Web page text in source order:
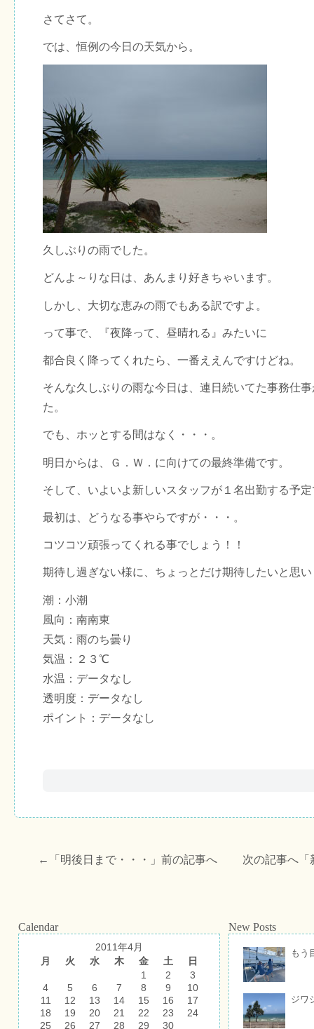
さてさて。
では、恒例の今日の天気から。
久しぶりの雨でした。
どんよ～りな日は、あんまり好きちゃいます。
しかし、大切な恵みの雨でもある訳ですよ。
って事で、『夜降って、昼晴れる』みたいに
都合良く降ってくれたら、一番ええんですけどね。
そんな久しぶりの雨な今日は、連日続いてた事務仕
た。
でも、ホッとする間はなく・・・。
明日からは、Ｇ．Ｗ．に向けての最終準備です。
そして、いよいよ新しいスタッフが１名出勤する予
最初は、どうなる事やらですが・・・。
コツコツ頑張ってくれる事でしょう！！
期待し過ぎない様に、ちょっとだけ期待したいと思
潮：小潮
風向：南南東
天気：雨のち曇り
気温：２３℃
水温：データなし
透明度：データなし
ポイント：データなし
←「 明後日まで・・・ 」前の記事へ 次の記事へ「
Calendar
2011年4月
月
火 水 木 金 土
日
1
2
3
4
5 6 7 8 9
10
11
12 13 14 15 16
17
18
19 20 21 22 23
24
25
26 27 28 29 30
New Posts
もう
ジワ